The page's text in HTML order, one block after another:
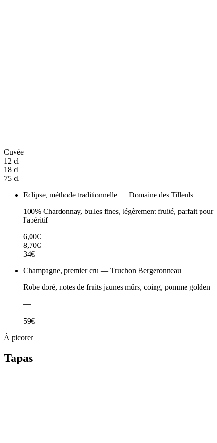
Cuvée
12 cl
18 cl
75 cl
Eclipse, méthode traditionnelle — Domaine des Tilleuls
100% Chardonnay, bulles fines, légèrement fruité, parfait pour
l'apéritif
6,00€
8,70€
34€
Champagne, premier cru — Truchon Bergeronneau
Robe doré, notes de fruits jaunes mûrs, coing, pomme golden
—
—
59€
À picorer
Tapas